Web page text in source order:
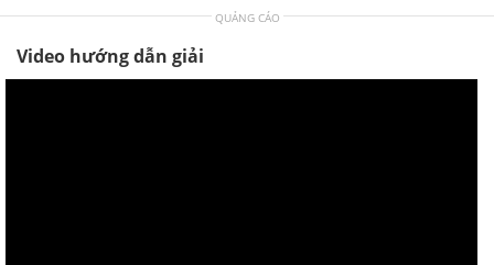
QUẢNG CÁO
Video hướng dẫn giải